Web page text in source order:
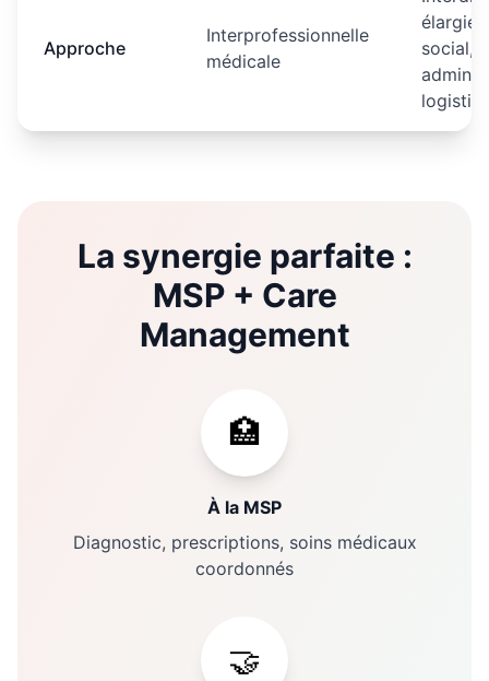
Approche
Interprofessionnelle
médicale
élargie
social,
La synergie parfaite :
MSP + Care
Management
🏥
À la MSP
Diagnostic, prescriptions, soins médicaux
coordonnés
🤝